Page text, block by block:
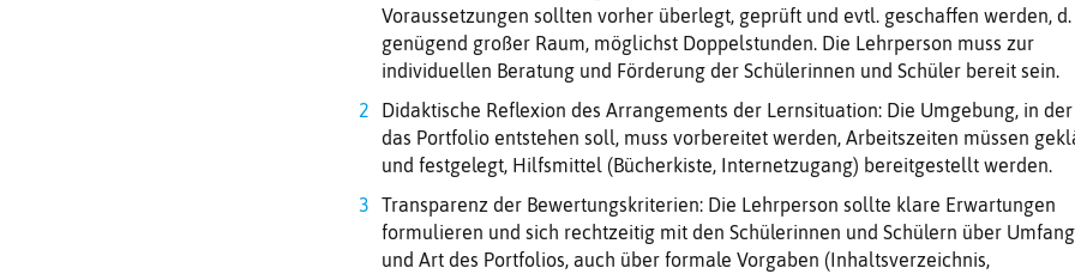
Voraussetzungen sollten vorher überlegt, geprüft und evtl. geschaffen werden, d.
genügend großer Raum, möglichst Doppelstunden. Die Lehrperson muss zur
individuellen Beratung und Förderung der Schülerinnen und Schüler bereit sein.
Didaktische Reflexion des Arrangements der Lernsituation: Die Umgebung, in der
das Portfolio entstehen soll, muss vorbereitet werden, Arbeitszeiten müssen
und festgelegt, Hilfsmittel (Bücherkiste, Internetzugang) bereitgestellt werden.
Transparenz der Bewertungskriterien: Die Lehrperson sollte klare Erwartungen
formulieren und sich rechtzeitig mit den Schülerinnen und Schülern über Umfang
und Art des Portfolios, auch über formale Vorgaben (Inhaltsverzeichnis,